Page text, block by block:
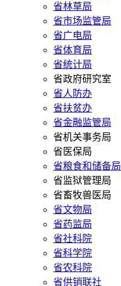
省林草局
省市场监管局
省广电局
省体育局
省统计局
省政府研究室
省人防办
省扶贫办
省金融监管局
省机关事务局
省医保局
省粮食和储备局
省监狱管理局
省畜牧兽医局
省文物局
省药监局
省社科院
省科学院
省农科院
省供销联社